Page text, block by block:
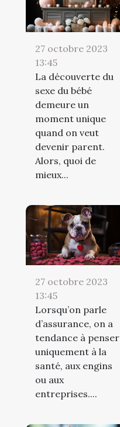
27 octobre 2023
13:45
La découverte du
sexe du bébé
demeure un
moment unique
quand on veut
devenir parent.
Alors, quoi de
mieux...
27 octobre 2023
13:45
Lorsqu’on parle
d’assurance, on a
tendance à penser
uniquement à la
santé, aux engins
ou aux
entreprises....